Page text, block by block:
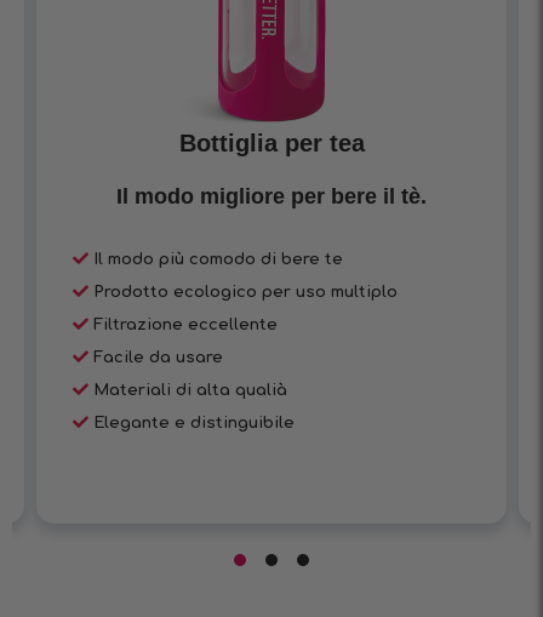
Bottiglia per tea
Il modo migliore per bere il tè.
Il modo più comodo di bere te
Prodotto ecologico per uso multiplo
Filtrazione eccellente
Facile da usare
Materiali di alta qualià
Elegante e distinguibile